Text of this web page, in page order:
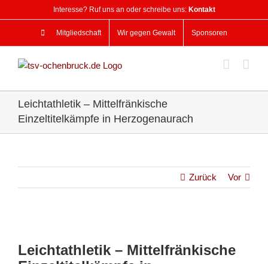
Inhalt
Interesse? Ruf uns an oder schreibe uns: Kontakt
Mitgliedschaft Wir gegen Gewalt Sponsoren
Leichtathletik – Mittelfränkische
Einzeltitelkämpfe in Herzogenaurach
Zurück Vor
grösseres
Bild
Leichtathletik – Mittelfränkische